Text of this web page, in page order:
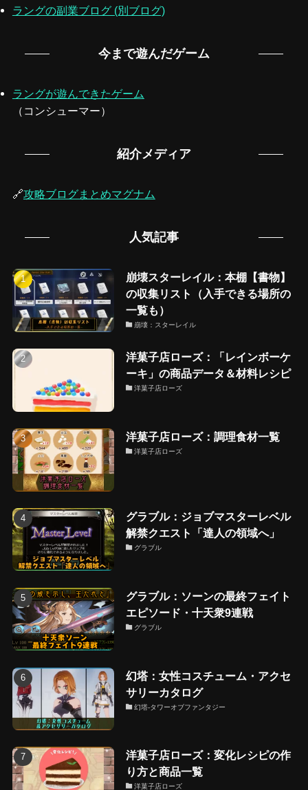
ラングの副業ブログ (別ブログ)
今まで遊んだゲーム
ラングが遊んできたゲーム
（コンシューマー）
紹介メディア
🔗攻略ブログまとめマグナム
人気記事
崩壊スターレイル：本棚【書物】
の収集リスト（入手できる場所の
一覧も）
崩壊：スターレイル
洋菓子店ローズ：「レインボーケ
ーキ」の商品データ＆材料レシピ
洋菓子店ローズ
洋菓子店ローズ：調理食材一覧
洋菓子店ローズ
グラブル：ジョブマスターレベル
解禁クエスト「達人の領域へ」
グラブル
グラブル：ソーンの最終フェイト
エピソード・十天衆9連戦
グラブル
幻塔：女性コスチューム・アクセ
サリーカタログ
幻塔-タワーオブファンタジー
洋菓子店ローズ：変化レシピの作
り方と商品一覧
洋菓子店ローズ